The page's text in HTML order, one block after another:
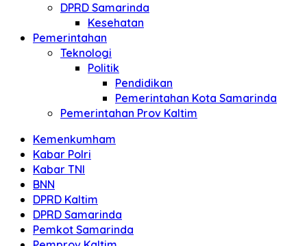
DPRD Samarinda
Kesehatan
Pemerintahan
Teknologi
Politik
Pendidikan
Pemerintahan Kota Samarinda
Pemerintahan Prov Kaltim
Kemenkumham
Kabar Polri
Kabar TNI
BNN
DPRD Kaltim
DPRD Samarinda
Pemkot Samarinda